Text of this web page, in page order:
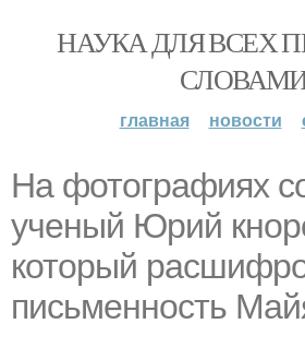
НАУКА ДЛЯ ВСЕХ
главная новости
На фотографиях
ученый Юрий
который
письменность